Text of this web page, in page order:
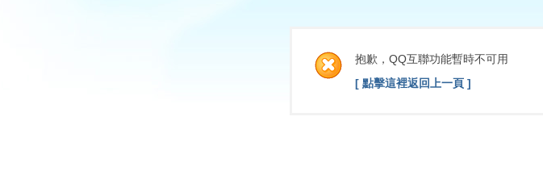
索
抱歉，QQ互聯功能暫時不可用
[ 點擊這裡返回上一頁 ]